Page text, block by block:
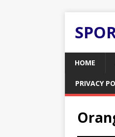
HOME
PRIVACY